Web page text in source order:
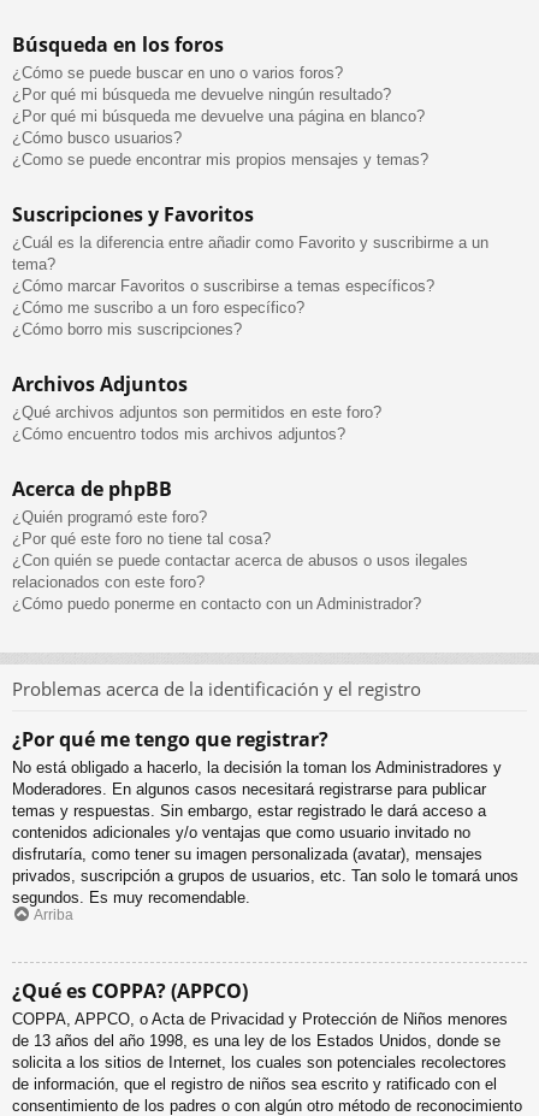
Búsqueda en los foros
¿Cómo se puede buscar en uno o varios foros?
¿Por qué mi búsqueda me devuelve ningún resultado?
¿Por qué mi búsqueda me devuelve una página en blanco?
¿Cómo busco usuarios?
¿Como se puede encontrar mis propios mensajes y temas?
Suscripciones y Favoritos
¿Cuál es la diferencia entre añadir como Favorito y suscribirme a un
tema?
¿Cómo marcar Favoritos o suscribirse a temas específicos?
¿Cómo me suscribo a un foro específico?
¿Cómo borro mis suscripciones?
Archivos Adjuntos
¿Qué archivos adjuntos son permitidos en este foro?
¿Cómo encuentro todos mis archivos adjuntos?
Acerca de phpBB
¿Quién programó este foro?
¿Por qué este foro no tiene tal cosa?
¿Con quién se puede contactar acerca de abusos o usos ilegales
relacionados con este foro?
¿Cómo puedo ponerme en contacto con un Administrador?
Problemas acerca de la identificación y el registro
¿Por qué me tengo que registrar?
No está obligado a hacerlo, la decisión la toman los Administradores y
Moderadores. En algunos casos necesitará registrarse para publicar
temas y respuestas. Sin embargo, estar registrado le dará acceso a
contenidos adicionales y/o ventajas que como usuario invitado no
disfrutaría, como tener su imagen personalizada (avatar), mensajes
privados, suscripción a grupos de usuarios, etc. Tan solo le tomará unos
segundos. Es muy recomendable.
Arriba
¿Qué es COPPA? (APPCO)
COPPA, APPCO, o Acta de Privacidad y Protección de Niños menores
de 13 años del año 1998, es una ley de los Estados Unidos, donde se
solicita a los sitios de Internet, los cuales son potenciales recolectores
de información, que el registro de niños sea escrito y ratificado con el
consentimiento de los padres o con algún otro método de reconocimiento